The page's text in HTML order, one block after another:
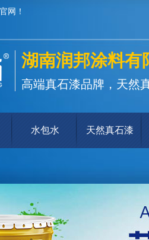
网！
湖南润邦涂料有
高端真石漆品牌，天然
水包水 天然真石漆